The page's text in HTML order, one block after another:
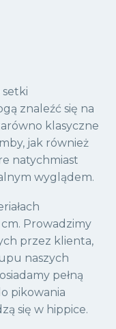
znaleźć się na
klasyczne
jak również
natychmiast
wyglądem.
Prowadzimy
przez klienta,
naszych
pełną
pikowania
się w hippice.